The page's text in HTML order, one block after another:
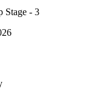
Stage - 3